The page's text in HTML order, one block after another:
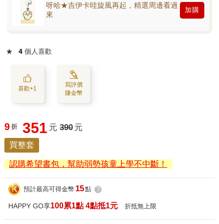
呀哈★吉伊卡哇旋風再起，精選周邊看過
來
加購
★ 4 個人喜歡
喜歡+1
寫評價
賺金幣
9 折 351 元 390 元
買整套
認購希望書包，幫助弱勢孩童上學不中斷！
預計最高可得金幣 15點 ?
HAPPY GO享100累1點 4點抵1元 折抵無上限